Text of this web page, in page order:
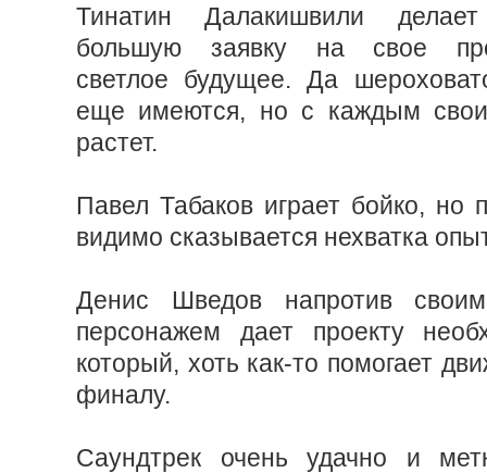
Тинатин Далакишвили
большую заявку на свое
светлое будущее. Да
еще имеются, но с каждым
растет.
Павел Табаков играет бойко, но
видимо сказывается нехватка
Денис Шведов напротив своим
персонажем дает проекту
который, хоть как-то помогает
финалу.
Саундтрек очень удачно и